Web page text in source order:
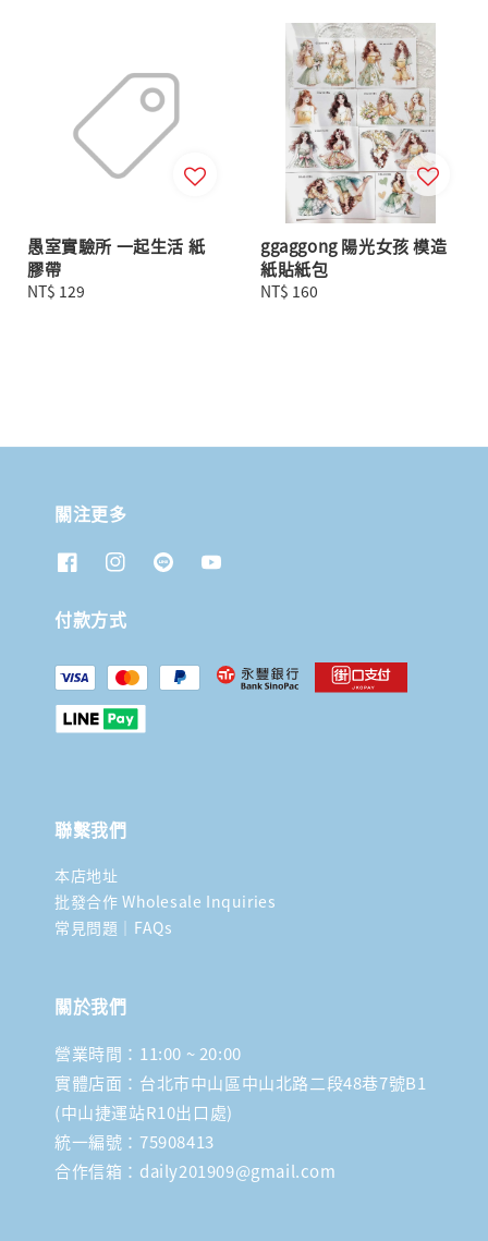
愚室實驗所 一起生活 紙
膠帶
Regular
NT$ 129
ggaggong 陽光女孩 模造
紙貼紙包
Regular
NT$ 160
關注更多
付款方式
聯繫我們
本店地址
批發合作 Wholesale Inquiries
常見問題｜FAQs
關於我們
營業時間：11:00 ~ 20:00
實體店面：台北市中山區中山北路二段48巷7號B1
(中山捷運站R10出口處)
統一編號：75908413
合作信箱：daily201909@gmail.com